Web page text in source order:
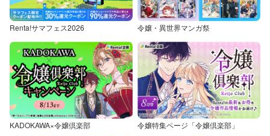
Renta!サマフェス2026 令嬢・異世界マンガ祭
KADOKAWA×令嬢倶楽部 令嬢特集ページ「令嬢倶楽部」